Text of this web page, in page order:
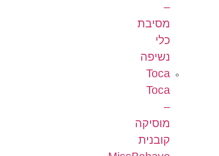
–
מסיבת
כלי
נשיפה
Toca
Toca
–
מוסיקה
קובנית